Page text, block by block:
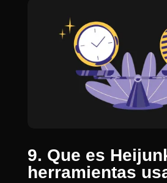
9. Que es
herramientas